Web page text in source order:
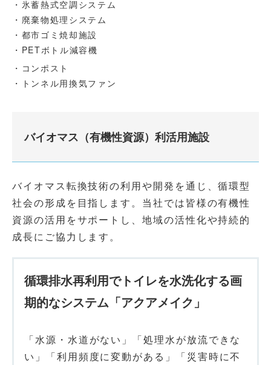
・氷蓄熱式空調システム
・廃棄物処理システム
・都市ゴミ焼却施設
・PETボトル減容機
・コンポスト
・トンネル用換気ファン
バイオマス（有機性資源）利活用施設
バイオマス転換技術の利用や開発を通じ、循環型
社会の形成を目指します。当社では皆様の有機性
資源の活用をサポートし、地域の活性化や持続的
成長にご協力します。
循環排水再利用でトイレを水洗化する画
期的なシステム「アクアメイク」
「水源・水道がない」「処理水が放流できな
い」「利用頻度に変動がある」「災害時に不